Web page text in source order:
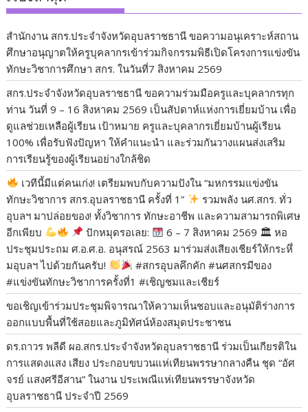
สำนักงาน สกร.ประจำจังหวัดอุบลราชธานี ขอความอนุเคราะห์สถาน
ศึกษาอนุญาตให้ครูบุคลากรเข้าร่วมกิจกรรมพิธีเปิดโครงการแข่งขัน
ทักษะวิชาการศึกษา สกร. ในวันที่7 สิงหาคม 2569
สกร.ประจำจังหวัดอุบลราชธานี ขอความร่วมมือครูและบุคลากรทุก
ท่าน วันที่ 9 – 16 สิงหาคม 2569 เป็นสัปดาห์แห่งการเยี่ยมบ้าน เพื่อ
ดูแลช่วยเหลือผู้เรียน เป้าหมาย ครูและบุคลากรเยี่ยมบ้านผู้เรียน
100% เพื่อรับฟังปัญหา ให้คำแนะนำ และร่วมกันวางแผนส่งเสริม
การเรียนรู้ของผู้เรียนอย่างใกล้ชิด
เวทีนี้มีแต่คนเก่ง! เตรียมพบกับความปังใน “มหกรรมแข่งขัน
ทักษะวิชาการ สกร.อุบลราชธานี ครั้งที่ 1”
​รวมพลัง นศ.สกร. ทั่ว
อุบลฯ มาปล่อยของ! ทั้งวิชาการ ทักษะอาชีพ และความสามารถพิเศษ
อีกเพียบ
ปักหมุดรอเลย:
6 – 7 สิงหาคม 2569 🏛 หอ
ประชุมประถม ศ.อ.ศ.อ. อนุสรณ์ 2563 ​มาร่วมส่งเสียงเชียร์ให้กระหึ่
มอุบลฯ ไปด้วยกันครับ!
​#สกรอุบลคึกคัก #นศสกรมีของ
#แข่งขันทักษะวิชาการครั้งที่1 #เชิญชมและเชียร์
ขอเชิญเข้าร่วมประชุมพิจารณาให้ความเห็นชอบและอนุมัติร่างการ
ออกแบบพื้นที่ใช้สอยและภูมิทัศน์ห้องสมุดประชาชน
ดร.ถาวร พลีดี ผอ.สกร.ประจำจังหวัดอุบลราชธานี ร่วมเป็นเกียรติใน
การแสดงแสง เสียง ประกอบขบวนแห่เทียนพรรษากลางคืน ชุด “อัศ
จรย์ แสงศรีอีสาน” ในงาน ประเพณีแห่เทียนพรรษาจังหวัด
อุบลราชธานี ประจำปี 2569